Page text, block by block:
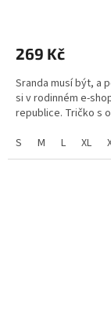
je
z
5
hvězdiček.
269 Kč
Sranda musí být, a
si v rodinném e-
republice. Tričko s
S
M L XL